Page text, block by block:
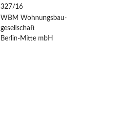
327/16
WBM Wohnungsbau-
gesellschaft
Berlin-Mitte mbH